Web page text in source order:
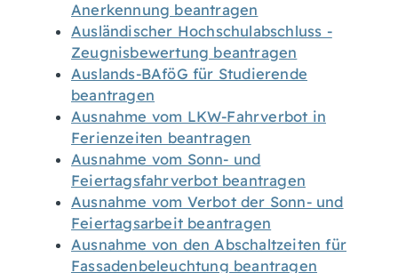
Anerkennung beantragen
Ausländischer Hochschulabschluss -
Zeugnisbewertung beantragen
Auslands-BAföG für Studierende
beantragen
Ausnahme vom LKW-Fahrverbot in
Ferienzeiten beantragen
Ausnahme vom Sonn- und
Feiertagsfahrverbot beantragen
Ausnahme vom Verbot der Sonn- und
Feiertagsarbeit beantragen
Ausnahme von den Abschaltzeiten für
Fassadenbeleuchtung beantragen